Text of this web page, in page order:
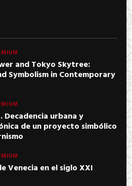
and Tokyo Skytree:
Symbolism in Contemporary
Decadencia urbana y
de un proyecto simbólico
Venecia en el siglo XXI